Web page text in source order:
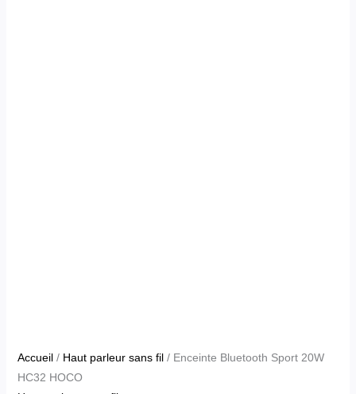
Accueil/ Haut parleur sans fil/ Enceinte Bluetooth Sport 20W
HC32 HOCO